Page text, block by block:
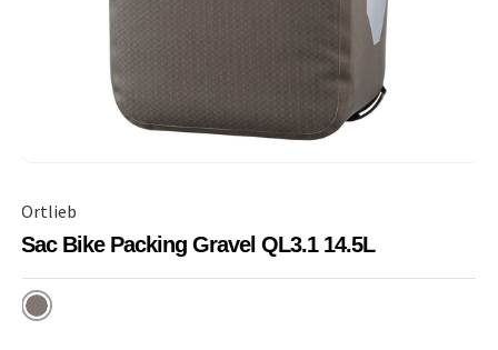
Ortlieb
Sac Bike Packing Gravel QL3.1 14.5L
Dark Sand